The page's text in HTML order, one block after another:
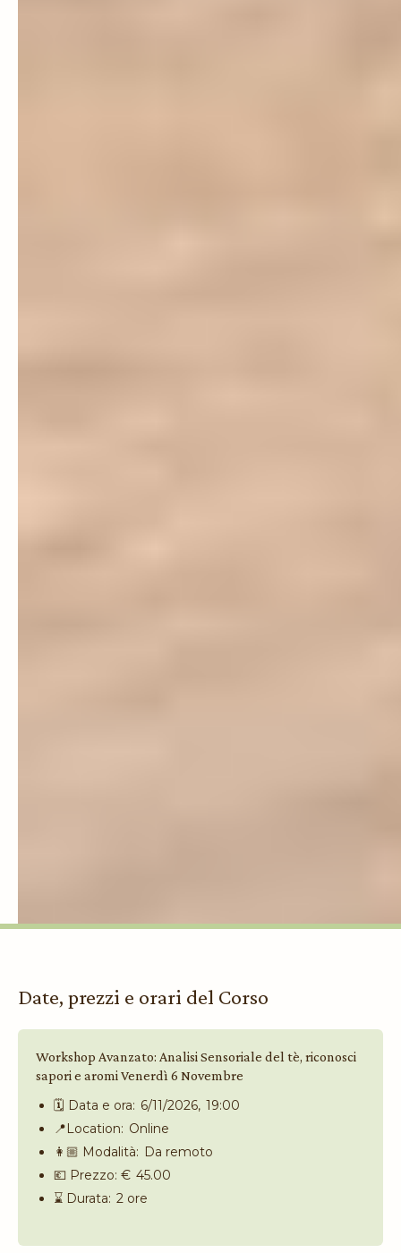
Date, prezzi e orari del Corso
Workshop Avanzato: Analisi Sensoriale del tè, riconosci
sapori e aromi Venerdì 6 Novembre
🗓️ Data e ora: 6/11/2026, 19:00
📍Location: Online
👩🏼 Modalità: Da remoto
💶 Prezzo: € 45.00
⌛️ Durata: 2 ore